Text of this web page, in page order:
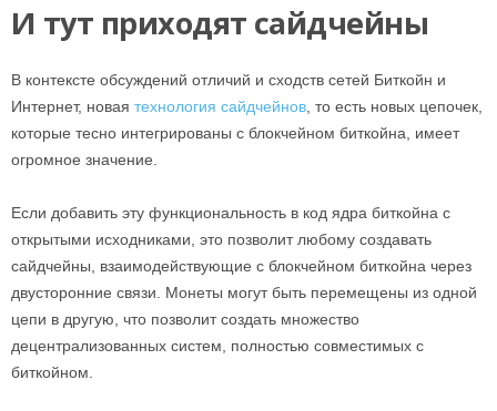
И тут приходят сайдчейны
В контексте обсуждений отличий и сходств сетей Биткойн и
Интернет, новая технология сайдчейнов , то есть новых цепочек,
которые тесно интегрированы с блокчейном биткойна, имеет
огромное значение.
Если добавить эту функциональность в код ядра биткойна с
открытыми исходниками, это позволит любому создавать
сайдчейны, взаимодействующие с блокчейном биткойна через
двусторонние связи. Монеты могут быть перемещены из одной
цепи в другую, что позволит создать множество
децентрализованных систем, полностью совместимых с
биткойном.